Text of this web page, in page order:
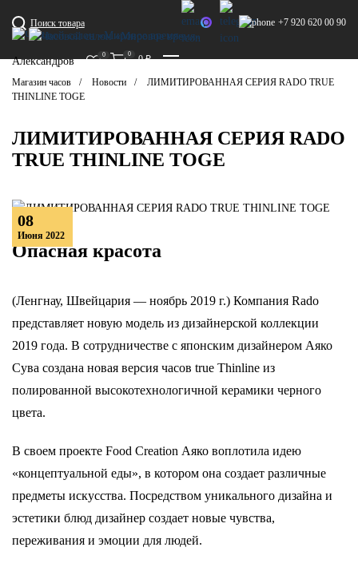
Поиск товара +7 920 620 00 90
Александров
0 0 0 ₽
Магазин часов Новости
ЛИМИТИРОВАННАЯ СЕРИЯ RADO TRUE
THINLINE TOGE
ЛИМИТИРОВАННАЯ СЕРИЯ RADO
TRUE THINLINE TOGE
08
Июня 2022
Опасная красота
(Ленгнау, Швейцария — ноябрь 2019 г.) Компания Rado
представляет новую модель из дизайнерской коллекции
2019 года. В сотрудничестве с японским дизайнером Аяко
Сува создана новая версия часов true Thinline из
полированной высокотехнологичной керамики черного
цвета.
В своем проекте Food Creation Аяко воплотила идею
«концептуальной еды», в котором она создает различные
предметы искусства. Посредством уникального дизайна и
эстетики блюд дизайнер создает новые чувства,
переживания и эмоции для людей.